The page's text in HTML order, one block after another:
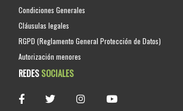
Condiciones Generales
Cláusulas legales
RGPD (Reglamento General Protección de Datos)
Autorización menores
REDESSOCIALES